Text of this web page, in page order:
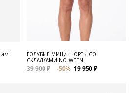
ГОЛУБЫЕ МИНИ-ШОРТЫ СО
СКЛАДКАМИ NOLWEEN
39 900 ₽ -50% 19 950 ₽